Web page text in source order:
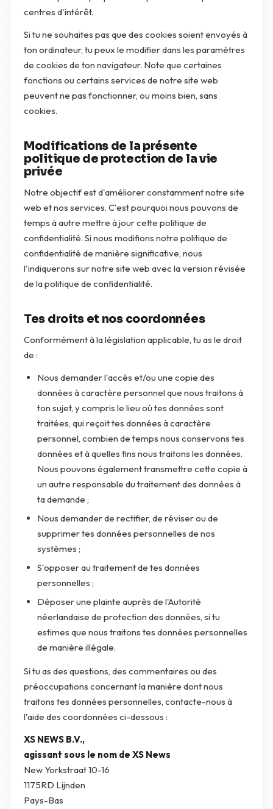
centres d'intérêt.
Si tu ne souhaites pas que des cookies soient envoyés à
ton ordinateur, tu peux le modifier dans les paramètres
de cookies de ton navigateur. Note que certaines
fonctions ou certains services de notre site web
peuvent ne pas fonctionner, ou moins bien, sans
cookies.
Modifications de la présente
politique de protection de la vie
privée
Notre objectif est d'améliorer constamment notre site
web et nos services. C'est pourquoi nous pouvons de
temps à autre mettre à jour cette politique de
confidentialité. Si nous modifions notre politique de
confidentialité de manière significative, nous
l'indiquerons sur notre site web avec la version révisée
de la politique de confidentialité.
Tes droits et nos coordonnées
Conformément à la législation applicable, tu as le droit
de :
Nous demander l'accès et/ou une copie des
données à caractère personnel que nous traitons à
ton sujet, y compris le lieu où tes données sont
traitées, qui reçoit tes données à caractère
personnel, combien de temps nous conservons tes
données et à quelles fins nous traitons les données.
Nous pouvons également transmettre cette copie à
un autre responsable du traitement des données à
ta demande ;
Nous demander de rectifier, de réviser ou de
supprimer tes données personnelles de nos
systèmes ;
S'opposer au traitement de tes données
personnelles ;
Déposer une plainte auprès de l'Autorité
néerlandaise de protection des données, si tu
estimes que nous traitons tes données personnelles
de manière illégale.
Si tu as des questions, des commentaires ou des
préoccupations concernant la manière dont nous
traitons tes données personnelles, contacte-nous à
l'aide des coordonnées ci-dessous :
XS NEWS B.V.,
agissant sous le nom de XS News
New Yorkstraat 10-16
1175RD Lijnden
Pays-Bas